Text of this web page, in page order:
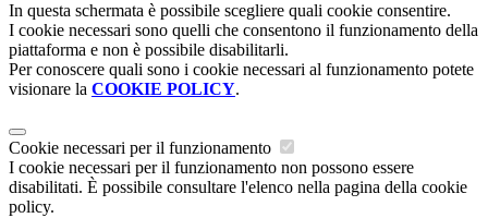
In questa schermata è possibile scegliere quali cookie consentire.
I cookie necessari sono quelli che consentono il funzionamento della
piattaforma e non è possibile disabilitarli.
Per conoscere quali sono i cookie necessari al funzionamento potete
visionare la COOKIE POLICY.
Cookie necessari per il funzionamento
I cookie necessari per il funzionamento non possono essere
disabilitati. È possibile consultare l'elenco nella pagina della cookie
policy.